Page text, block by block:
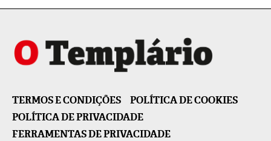
TERMOS E CONDIÇÕES
POLÍTICA DE COOKIES
POLÍTICA DE PRIVACIDADE
FERRAMENTAS DE PRIVACIDADE